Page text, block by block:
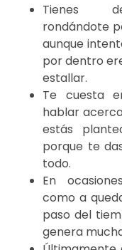
Tienes
rondándote
aunque
por dentro
estallar.
Te cuesta
hablar
estás
porque te
todo.
En
como a
paso del
genera